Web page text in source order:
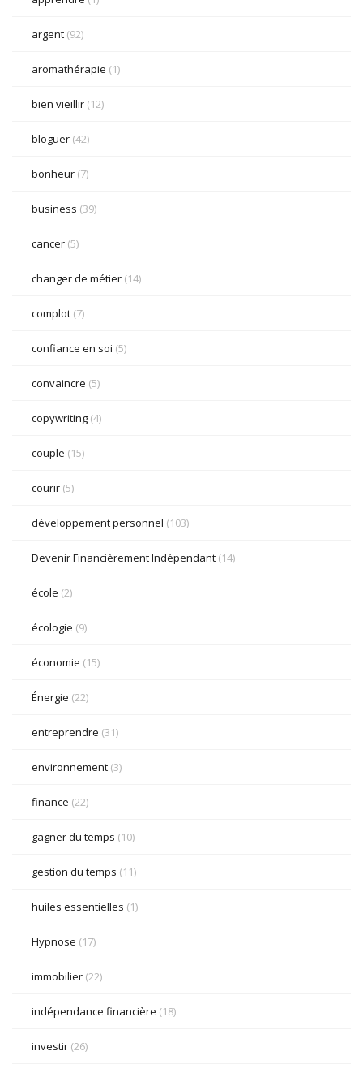
argent (92)
aromathérapie (1)
bien vieillir (12)
bloguer (42)
bonheur (7)
business (39)
cancer (5)
changer de métier (14)
complot (7)
confiance en soi (5)
convaincre (5)
copywriting (4)
couple (15)
courir (5)
développement personnel (103)
Devenir Financièrement Indépendant (14)
école (2)
écologie (9)
économie (15)
Énergie (22)
entreprendre (31)
environnement (3)
finance (22)
gagner du temps (10)
gestion du temps (11)
huiles essentielles (1)
Hypnose (17)
immobilier (22)
indépendance financière (18)
investir (26)